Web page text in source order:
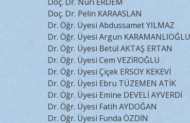
Doç. Dr. Pelin KARAASLAN
Dr. Öğr. Üyesi Abdussamet YILMAZ
Dr. Öğr. Üyesi Argun KARAMANLIOĞLU
Dr. Öğr. Üyesi Betül AKTAŞ ERTAN
Dr. Öğr. Üyesi Cem VEZİROĞLU
Dr. Öğr. Üyesi Çiçek ERSOY KEKEVİ
Dr. Öğr. Üyesi Ebru TÜZEMEN ATİK
Dr. Öğr. Üyesi Emine DEVELİ AYVERDİ
Dr. Öğr. Üyesi Fatih AYDOĞAN
Dr. Öğr. Üyesi Funda ÖZDİN